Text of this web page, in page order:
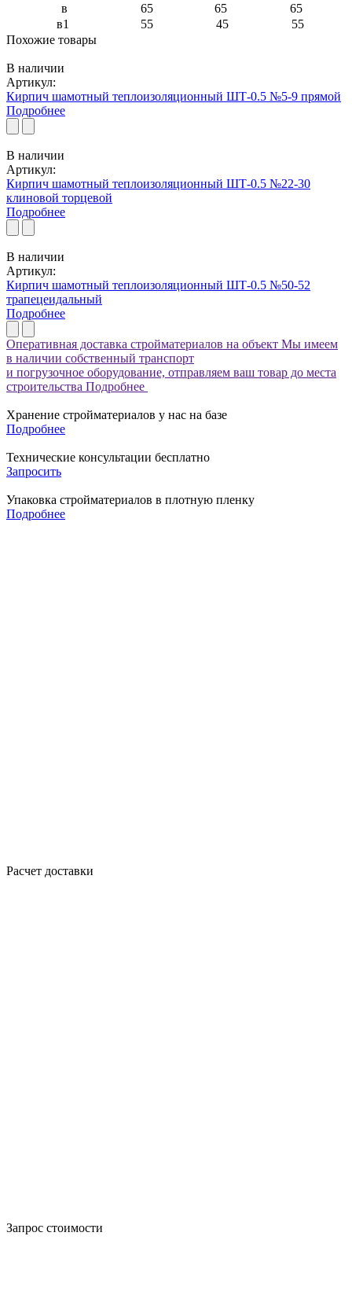
в
65 65
65
в1
55 45
55
Похожие товары
В наличии
Артикул:
Кирпич шамотный теплоизоляционный ШТ-0.5 №5-9 прямой
Подробнее
В наличии
Артикул:
Кирпич шамотный теплоизоляционный ШТ-0.5 №22-30
клиновой торцевой
Подробнее
В наличии
Артикул:
Кирпич шамотный теплоизоляционный ШТ-0.5 №50-52
трапецеидальный
Подробнее
Оперативная доставка стройматериалов на объект Мы имеем
в наличии собственный транспорт
и погрузочное оборудование, отправляем ваш товар до места
строительства Подробнее
Хранение стройматериалов у нас на базе
Подробнее
Технические консультации бесплатно
Запросить
Упаковка стройматериалов в плотную пленку
Подробнее
Расчет доставки
Запрос стоимости